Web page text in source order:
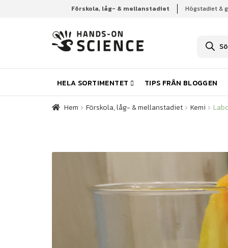
Förskola, låg- & mellanstadiet Högstadiet &
u
k
t
s
ö
k
HELA SORTIMENTET TIPS FRÅN BLOGGEN
Hem Förskola, låg- & mellanstadiet Kemi
Hem Förskola, låg- & mellanstadiet Kemi